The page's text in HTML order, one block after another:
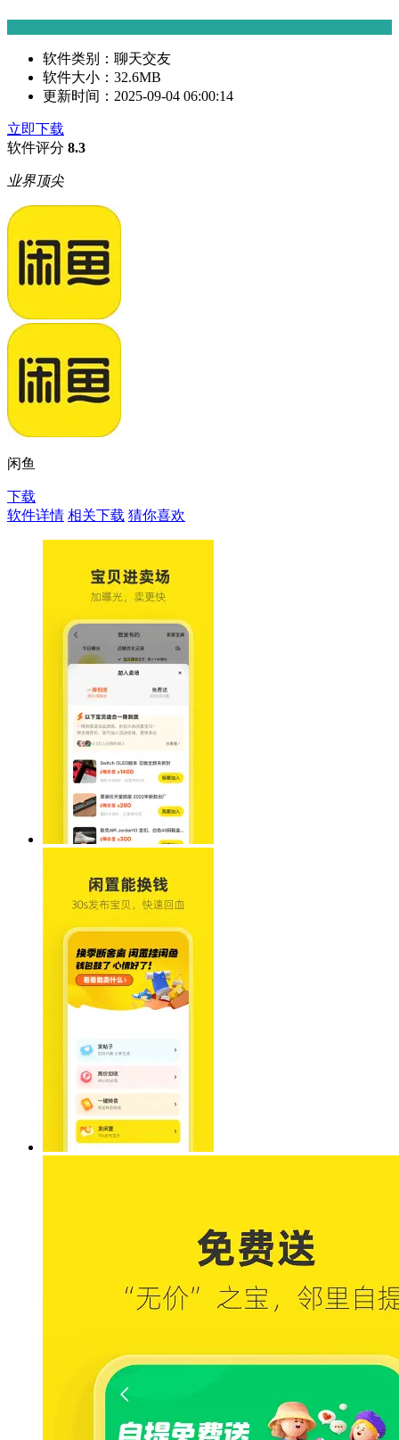
软件类别： 聊天交友
软件大小： 32.6MB
更新时间： 2025-09-04 06:00:14
立即下载
软件评分 8.3
业界顶尖
闲鱼
下载
软件详情 相关下载 猜你喜欢